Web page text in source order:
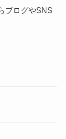
ブログやSNS